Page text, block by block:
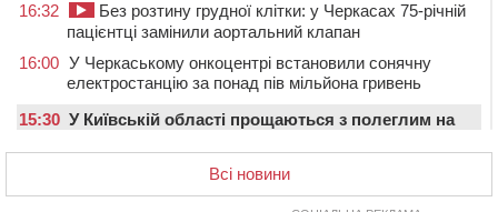
16:32
Без розтину грудної клітки: у Черкасах 75-річній
пацієнтці замінили аортальний клапан
16:00 У Черкаському онкоцентрі встановили сонячну
електростанцію за понад пів мільйона гривень
15:30 У Київській області прощаються з полеглим на
У Черкасах містяни через нову скляну зупинку і
вирізані дерева потерпають від спеки: Бондаренко
Всі новини